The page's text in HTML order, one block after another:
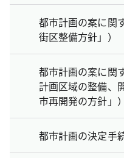
都市計画の案に関
街区整備方針」）
都市計画の案に関
計画区域の整備、
市再開発の方針」）
都市計画の決定手